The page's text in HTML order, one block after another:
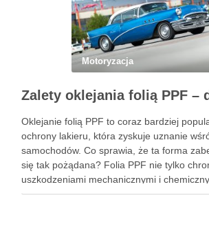
Motoryzacja
Oklejanie folią PPF to coraz bardziej
ochrony lakieru, która zyskuje uznanie
samochodów. Co sprawia, że ta forma
się tak pożądana? Folia PPF nie tylko
uszkodzeniami mechanicznymi i
zachowuje estetykę pojazdu przez wiele